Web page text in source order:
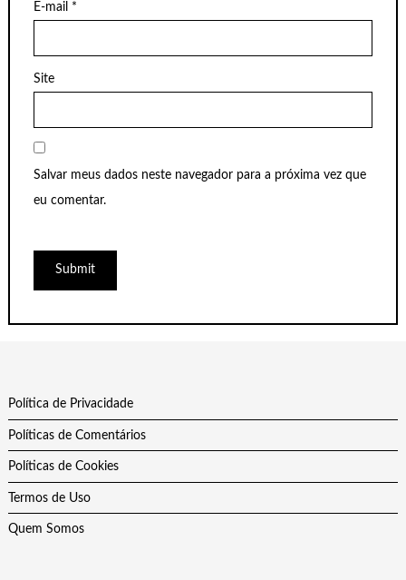
E-mail *
Site
Salvar meus dados neste navegador para a próxima vez que
eu comentar.
Política de Privacidade
Políticas de Comentários
Políticas de Cookies
Termos de Uso
Quem Somos